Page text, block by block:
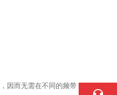
因而无需在不同的频带